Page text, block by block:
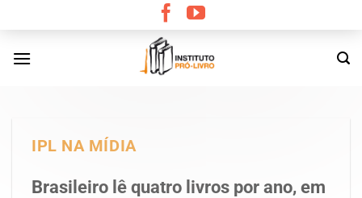
content
IPL NA MÍDIA
Brasileiro lê quatro livros por ano, em